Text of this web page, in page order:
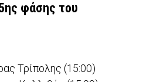
φάσης του
Τρίπολης (15:00)